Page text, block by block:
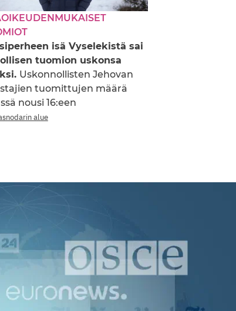
isä Vyselekistä sai
tuomion uskonsa
Uskonnollisten Jehovan
tuomittujen määrä
nousi 16:een
alue